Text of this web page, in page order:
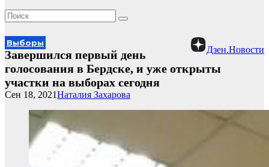
Дзен.Новости
Выборы
Завершился первый день
голосования в Бердске, и уже открыты
участки на выборах сегодня
Наталия Захарова
Сен 18, 2021